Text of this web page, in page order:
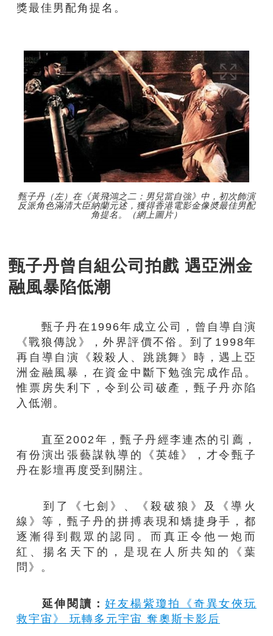
獎最佳男配角提名。
甄子丹（左）在《黃飛鴻之二：男兒當自強》中，初次飾演
反派角色滿清大臣納蘭元述，獲得香港電影金像奬最佳男配
角提名。（網上圖片）
甄子丹曾自組公司拍戲 遇亞洲金
融風暴陷低潮
甄子丹在1996年成立公司，曾自導自演
《戰狼傳說》，外界評價不俗。到了1998年
再自導自演《殺殺人、跳跳舞》時，遇上亞
洲金融風暴，在資金中斷下勉強完成作品。
惟票房失利下，令到公司破產，甄子丹亦陷
入低潮。
直至2002年，甄子丹經李連杰的引薦，
有份演出張藝謀執導的《英雄》，才令甄子
丹在影壇再度受到關注。
到了《七劍》、《殺破狼》及《導火
線》等，甄子丹的拼搏表現和矯捷身手，都
逐漸得到觀眾的認同。而真正令他一炮而
紅、揚名天下的，是現在人所共知的《葉
問》。
延伸閱讀：好友楊紫瓊拍《奇異女俠玩
救宇宙》 玩轉多元宇宙 奪奧斯卡影后